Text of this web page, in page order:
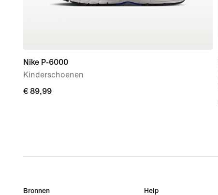
Nike P-6000
Kinderschoenen
€ 89,99
€ 89,99
Bronnen Help